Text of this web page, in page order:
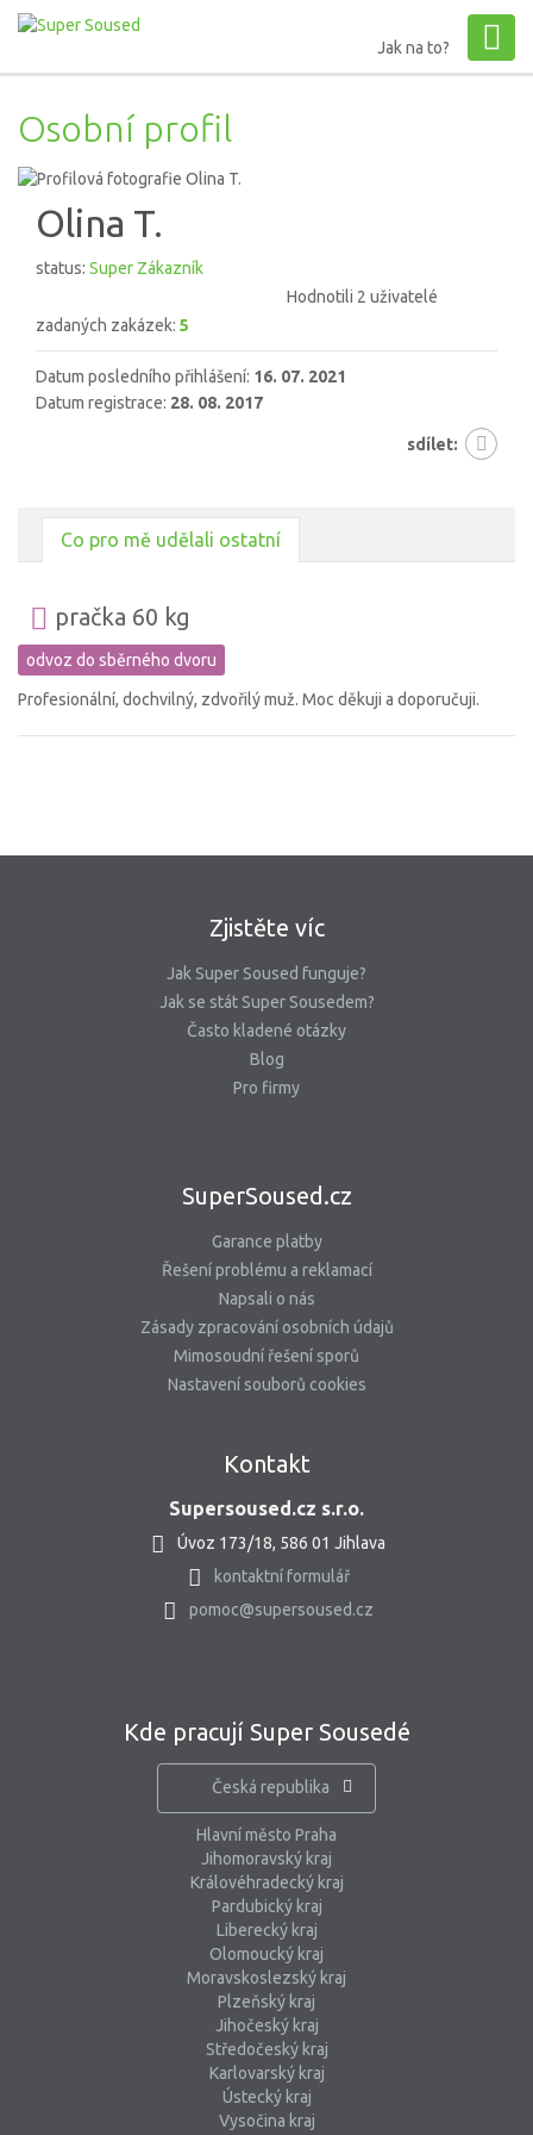
Jak na to?
Osobní profil
Olina T.
status: Super Zákazník
Hodnotili 2 uživatelé
zadaných zakázek: 5
Datum posledního přihlášení: 16. 07. 2021
Datum registrace: 28. 08. 2017
sdílet:
Co pro mě udělali ostatní
pračka 60 kg
odvoz do sběrného dvoru
Profesionální, dochvilný, zdvořilý muž. Moc děkuji a doporučuji.
Zjistěte víc
Jak Super Soused funguje?
Jak se stát Super Sousedem?
Často kladené otázky
Blog
Pro firmy
SuperSoused.cz
Garance platby
Řešení problému a reklamací
Napsali o nás
Zásady zpracování osobních údajů
Mimosoudní řešení sporů
Nastavení souborů cookies
Kontakt
Supersoused.cz s.r.o.
Úvoz 173/18, 586 01 Jihlava
kontaktní formulář
pomoc@supersoused.cz
Kde pracují Super Sousedé
Česká republika
Hlavní město Praha
Jihomoravský kraj
Královéhradecký kraj
Pardubický kraj
Liberecký kraj
Olomoucký kraj
Moravskoslezský kraj
Plzeňský kraj
Jihočeský kraj
Středočeský kraj
Karlovarský kraj
Ústecký kraj
Vysočina kraj